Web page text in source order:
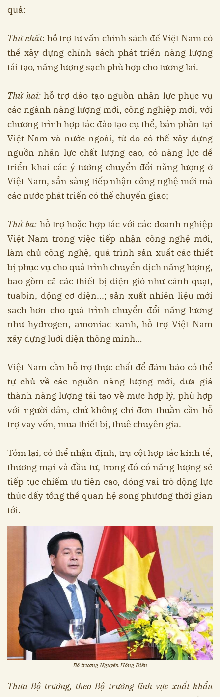
quả:
Thứ nhất: hỗ trợ tư vấn chính sách để Việt Nam có
thể xây dựng chính sách phát triển năng lượng
tái tạo, năng lượng sạch phù hợp cho tương lai.
Thứ hai:hỗ trợ đào tạo nguồn nhân lực phục vụ
các ngành năng lượng mới, công nghiệp mới, với
chương trình hợp tác đào tạo cụ thể, bán phần tại
Việt Nam và nước ngoài, từ đó có thể xây dựng
nguồn nhân lực chất lượng cao, có năng lực để
triển khai các ý tưởng chuyển đổi năng lượng ở
Việt Nam, sẵn sàng tiếp nhận công nghệ mới mà
các nước phát triển có thể chuyển giao;
Thứ ba: hỗ trợ hoặc hợp tác với các doanh nghiệp
Việt Nam trong việc tiếp nhận công nghệ mới,
làm chủ công nghệ, quá trình sản xuất các thiết
bị phục vụ cho quá trình chuyển dịch năng lượng,
bao gồm cả các thiết bị điện gió như cánh quạt,
tuabin, động cơ điện...; sản xuất nhiên liệu mới
sạch hơn cho quá trình chuyển đổi năng lượng
như hydrogen, amoniac xanh, hỗ trợ Việt Nam
xây dựng lưới điện thông minh…
Việt Nam cần hỗ trợ thực chất để đảm bảo có thể
tự chủ về các nguồn năng lượng mới, đưa giá
thành năng lượng tái tạo về mức hợp lý, phù hợp
với người dân, chứ không chỉ đơn thuần cần hỗ
trợ vay vốn, mua thiết bị, thuê chuyên gia.
Tóm lại, có thể nhận định, trụ cột hợp tác kinh tế,
thương mại và đầu tư, trong đó có năng lượng sẽ
tiếp tục chiếm ưu tiên cao, đóng vai trò động lực
thúc đẩy tổng thể quan hệ song phương thời gian
tới.
Bộ trưởng Nguyễn Hồng Diên
Thưa Bộ trưởng, theo Bộ trưởng lĩnh vực xuất khẩu